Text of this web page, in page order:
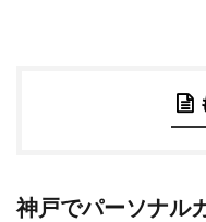
神戸でパーソナル